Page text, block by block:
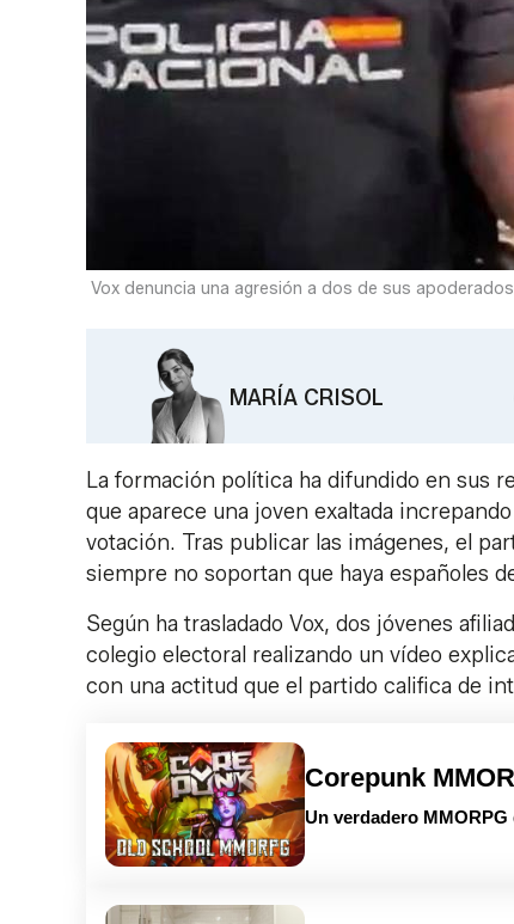
Vox denuncia una agresión a dos de sus
MARÍA CRISOL
La formación política ha difundido en sus
que aparece una joven exaltada
votación. Tras publicar las imágenes, el
siempre no soportan que haya españoles
Según ha trasladado Vox, dos jóvenes
colegio electoral realizando un vídeo
con una actitud que el partido califica de
Corepunk
Un verdadero